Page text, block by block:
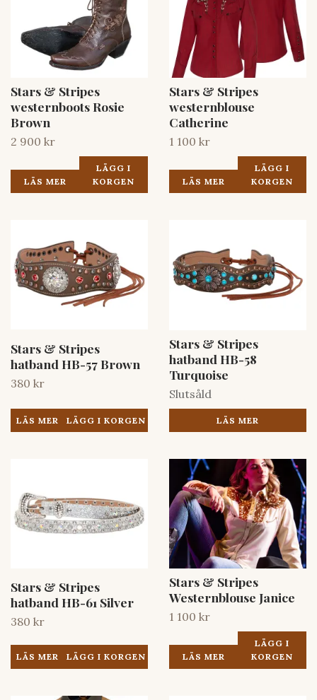
Stars & Stripes
westernboots Rosie
Brown
2 900 kr
LÄS MER
LÄGG I
KORGEN
Stars & Stripes
westernblouse
Catherine
1 100 kr
LÄS MER
LÄGG I
KORGEN
Stars & Stripes
hatband HB-57 Brown
380 kr
LÄS MER
Stars & Stripes
hatband HB-58
Turquoise
Slutsåld
LÄS MER
Stars & Stripes
hatband HB-61 Silver
380 kr
LÄS MER
Stars & Stripes
Westernblouse Janice
1 100 kr
LÄS MER
LÄGG I
KORGEN